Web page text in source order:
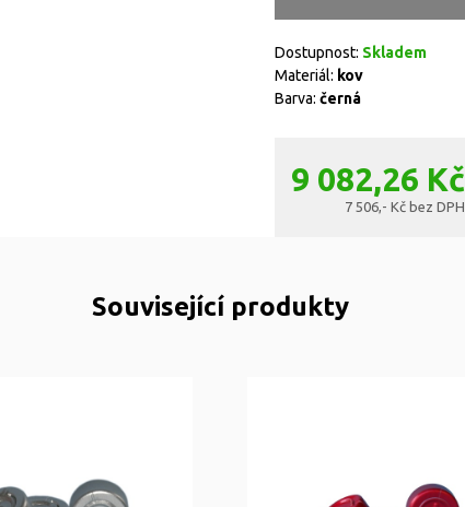
Dostupnost: Skladem
Materiál: kov
Barva: černá
9 082,26 Kč
7 506,- Kč bez DPH
Související produkty